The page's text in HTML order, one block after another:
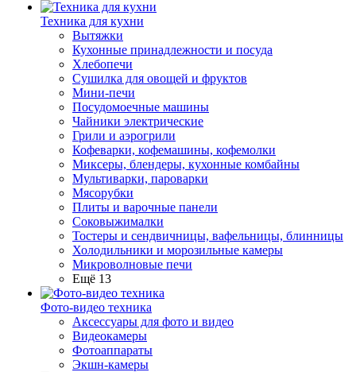
Техника для кухни
Вытяжки
Кухонные принадлежности и посуда
Хлебопечи
Сушилка для овощей и фруктов
Мини-печи
Посудомоечные машины
Чайники электрические
Грили и аэрогрили
Кофеварки, кофемашины, кофемолки
Миксеры, блендеры, кухонные комбайны
Мультиварки, пароварки
Мясорубки
Плиты и варочные панели
Соковыжималки
Тостеры и сендвичницы, вафельницы, блинницы
Холодильники и морозильные камеры
Микроволновые печи
Ещё 13
Фото-видео техника
Аксессуары для фото и видео
Видеокамеры
Фотоаппараты
Экшн-камеры